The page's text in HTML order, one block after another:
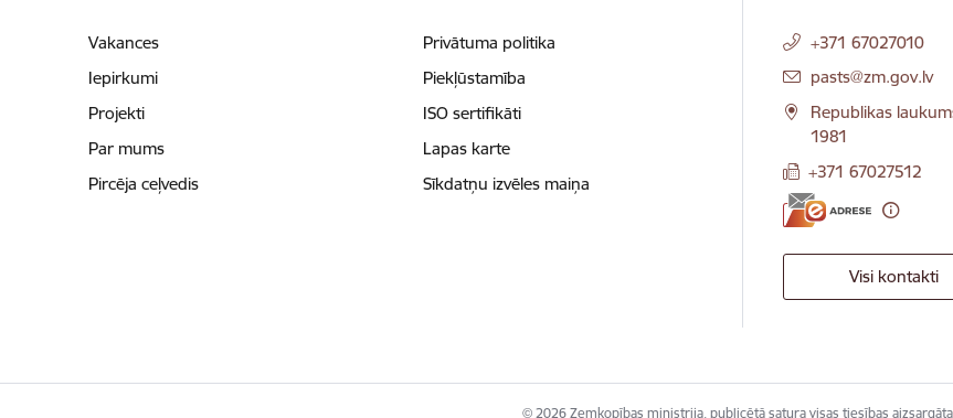
Vakances
Iepirkumi
Projekti
Par mums
Pircēja ceļvedis
Privātuma politika
Piekļūstamība
ISO sertifikāti
Lapas karte
Sīkdatņu izvēles maiņa
+371 67027010
E-pasts:
pasts@zm.gov.lv
Republikas
1981
+371 67027512
Visi kontakti
© 2026 Zemkopības ministrija, publicētā satura visas tiesības